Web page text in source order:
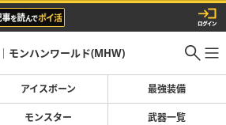
モンハンワールド(MHW)
アイスボーン 最強装備
モンスター 武器一覧